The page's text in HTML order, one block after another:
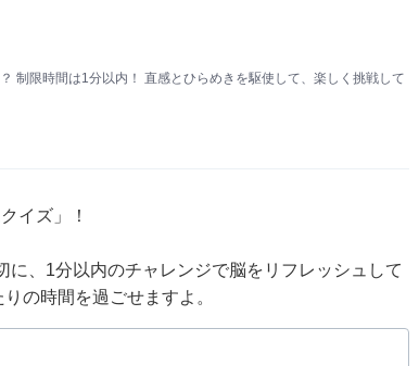
制限時間は1分以内！ 直感とひらめきを駆使して、楽しく挑戦して
イズ」！
、1分以内のチャレンジで脳をリフレッシュして
の時間を過ごせますよ。